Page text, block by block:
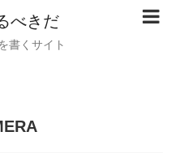
べきだ
書くサイト